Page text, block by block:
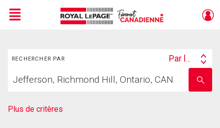
Menu
RECHERCHER PAR
Search
Par lieu
votre
nom
Plus de critères